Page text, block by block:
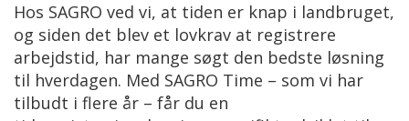
Hos SAGRO ved vi, at tiden er knap i landbruget,
og siden det blev et lovkrav at registrere
arbejdstid, har mange søgt den bedste løsning
til hverdagen. Med SAGRO Time – som vi har
tilbudt i flere år – får du en